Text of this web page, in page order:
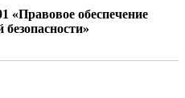
«Правовое обеспечение